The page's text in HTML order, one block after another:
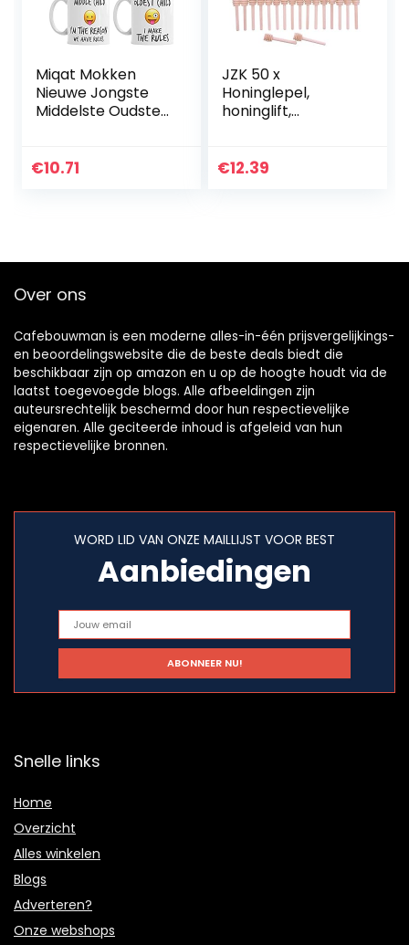
Miqat Mokken
Nieuwe Jongste
Middelste Oudste
Koffie Mok Thee
€10.71
JZK 50 x
Honinglepel,
honinglift,
voor bruiloft,
ap
€12.39
Over ons
Cafebouwman is een moderne alles-in-één prijsvergelijkings-
en beoordelingswebsite die de beste deals biedt die
beschikbaar zijn op amazon en u op de hoogte houdt via de
laatst toegevoegde blogs. Alle afbeeldingen zijn
auteursrechtelijk beschermd door hun respectievelijke
eigenaren. Alle geciteerde inhoud is afgeleid van hun
respectievelijke bronnen.
WORD LID VAN ONZE MAILLIJST VOOR BEST
Aanbiedingen
Snelle links
Home
Overzicht
Alles winkelen
Blogs
Adverteren?
Onze webshops